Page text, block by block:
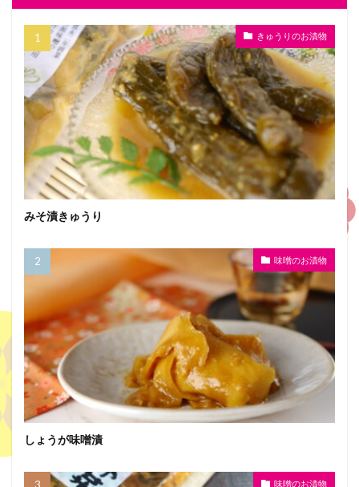
きゅうりのお漬物
みそ漬きゅうり
味噌のお漬物
しょうが味噌漬
味噌のお漬物